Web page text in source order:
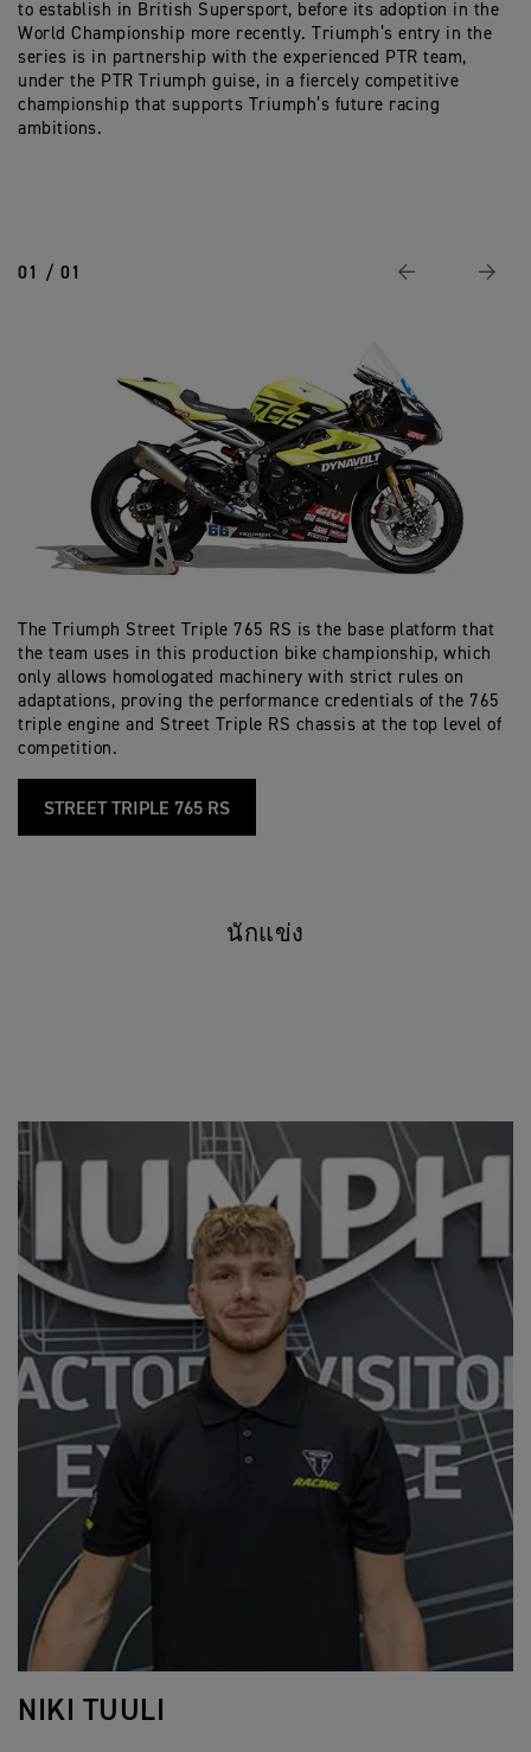
to establish in British Supersport, before its adoption in the
World Championship more recently. Triumph’s entry in the
series is in partnership with the experienced PTR team,
under the PTR Triumph guise, in a fiercely competitive
championship that supports Triumph’s future racing
ambitions.
01 / 01 ก่อนหน้า ถัดไป
The Triumph Street Triple 765 RS is the base platform that
the team uses in this production bike championship, which
only allows homologated machinery with strict rules on
adaptations, proving the performance credentials of the 765
triple engine and Street Triple RS chassis at the top level of
competition.
STREET TRIPLE 765 RS
นักแข่ง
NIKI TUULI